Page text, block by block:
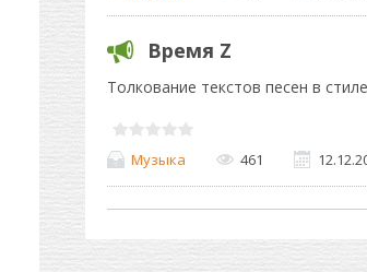
Время Z
Толкование текстов песен в
Музыка 461